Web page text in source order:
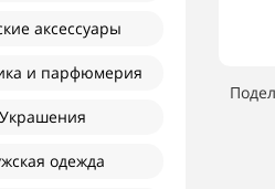
аксессуары
и парфюмерия
Украшения
одежда